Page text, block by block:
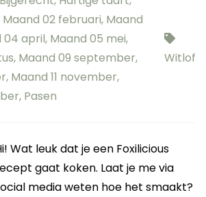
Maand 02 februari, Maand
04 april, Maand 05 mei,
, Maand 09 september,
, Maand 11 november,
, Pasen
Witlof
Wat leuk dat je een Foxilicious
gaat koken. Laat je me via
media weten hoe het smaakt?